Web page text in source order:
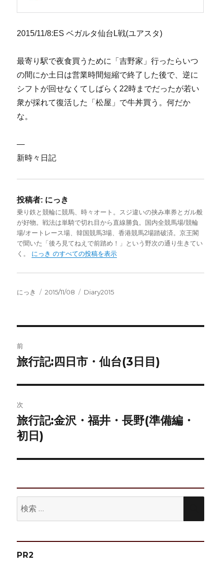
2015/11/8:ES ベガルタ仙台L戦(ユアスタ)
最寄り駅で夜食買うために「吉野家」行ったらいつ
の間にか土日は営業時間短縮で終了した後で、逆に
シフトが回せなくてしばらく22時までだったが若い
衆が採れて復活した「松屋」で牛丼買う。何だか
な。
—
新時々日記
投稿者: にっき
乗り鉄と競輪に競馬、時々オート。スジ違いの挟み車券とガル般
が好物。戦法は単騎で切れ目から直線勝負。国内全競馬場/競輪
場/オートレース場、韓国競馬3場、香港競馬2場踏破済。京王閣
で聞いた「後ろ見てねえで前踏め！」という野次の通り生きてい
く。 にっき のすべての投稿を表示
投
にっき
投
2015/11/08
カ
Diary2015
稿
ビ
ゲ
ー
シ
ン
前
前
投
稿:
旅行記:四日市・仙台(3日目)
次
次
の
稿:
旅行記:金沢・福井・長野(準備編・
初日)
索
PR2